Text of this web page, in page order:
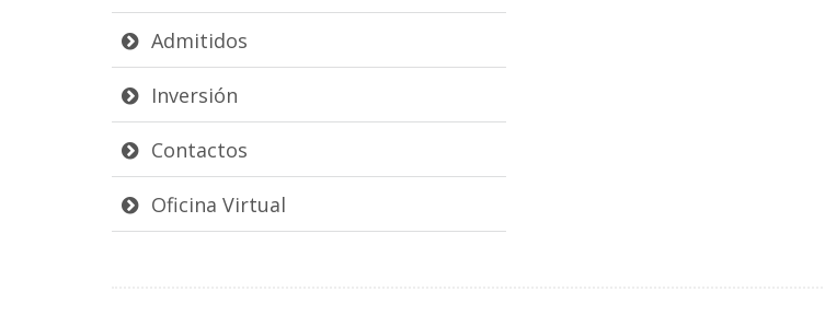
Admitidos
Inversión
Contactos
Oficina Virtual